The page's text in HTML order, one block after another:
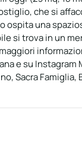
che si
ospita una
si trova in un
e su
Sacra Famiglia,